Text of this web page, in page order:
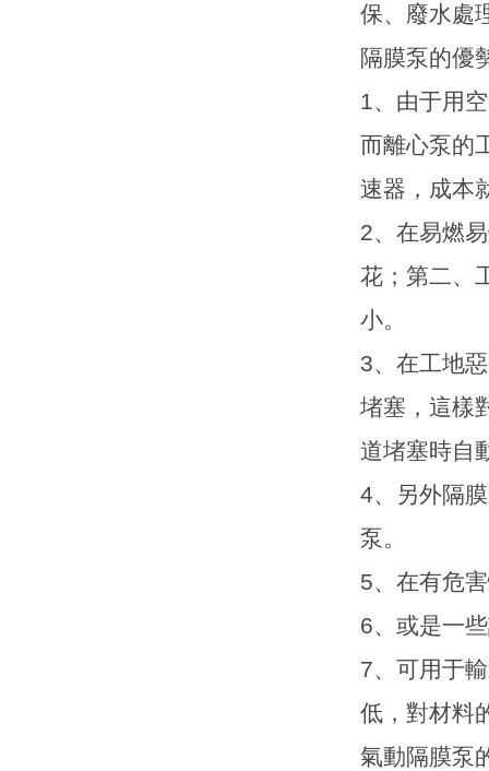
保、廢水處
隔膜泵的優
1、由于用
而離心泵的
速器，成本
2、在易燃
花；第二、
小。
3、在工地
堵塞，這樣
道堵塞時自
4、另外隔
泵。
5、在有危
6、或是一
7、可用于
低，對材料
氣動隔膜泵